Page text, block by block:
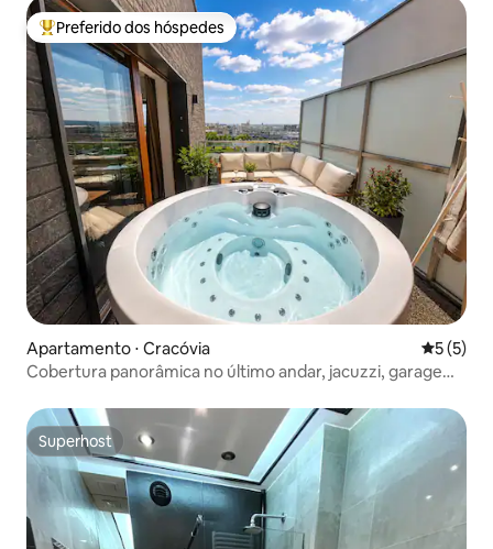
Entre os melhores preferidos dos hóspedes
Preferido dos hóspedes
Apartamento ⋅ Cracóvia 5 de
5 (5)
Cobertura panorâmica no último andar, jacuzzi, garagem,
Superhost
Superhost